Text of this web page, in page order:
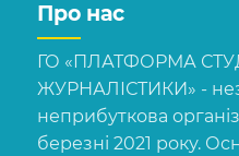
Про нас
ГО «ПЛАТФОРМА
ЖУРНАЛІСТИКИ» -
неприбуткова
березні 2021 року.